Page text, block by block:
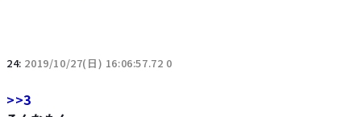
24: 2019/10/27(日) 16:06:57.72 0
>>3